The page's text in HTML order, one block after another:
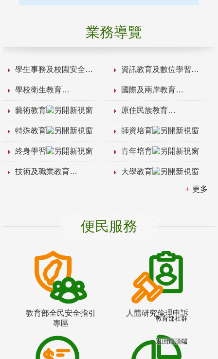
業務導覽
學生事務及校園安全 資訊教育及數位學習
學校衛生教育 國際及兩岸教育
藝術教育 原住民族教育
特殊教育 師資培育
終身學習 青年培育
技術及職業教育 大學教育
更多
便民服務
教育部全民安全指引
專區
人體研究倫理申訴
教育部社群
返回最頂端